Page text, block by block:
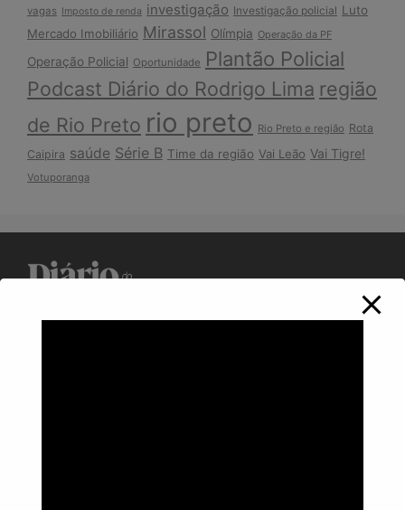
vagas
Imposto de renda investigação Investigação policial Luto
Mercado Imobiliário Mirassol Olímpia Operação da PF
Operação Policial Oportunidade Plantão Policial
Podcast Diário do Rodrigo Lima região
de Rio Preto rio preto Rio Preto e região Rota
Caipira saúde Série B Time da região Vai Leão Vai Tigre!
Votuporanga